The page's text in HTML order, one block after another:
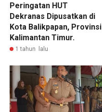
Peringatan HUT
Dekranas Dipusatkan di
Kota Balikpapan, Provinsi
Kalimantan Timur.
1 tahun lalu